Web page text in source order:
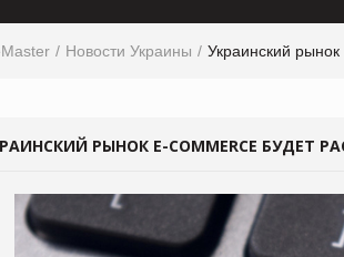
Новости Украины Украинский
РЫНОК E-COMMERCE БУДЕТ